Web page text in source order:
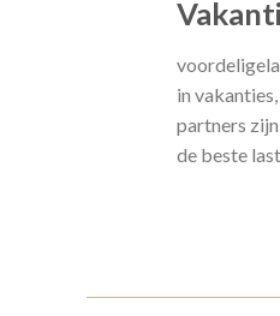
in
partners
de beste